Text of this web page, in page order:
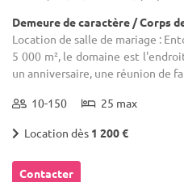
Demeure de caractère / Corps
Location de salle de mariage :
5 000 m², le domaine est
un anniversaire, une réunion de
10-150 25 max
Location dès 1 200 €
Contacter